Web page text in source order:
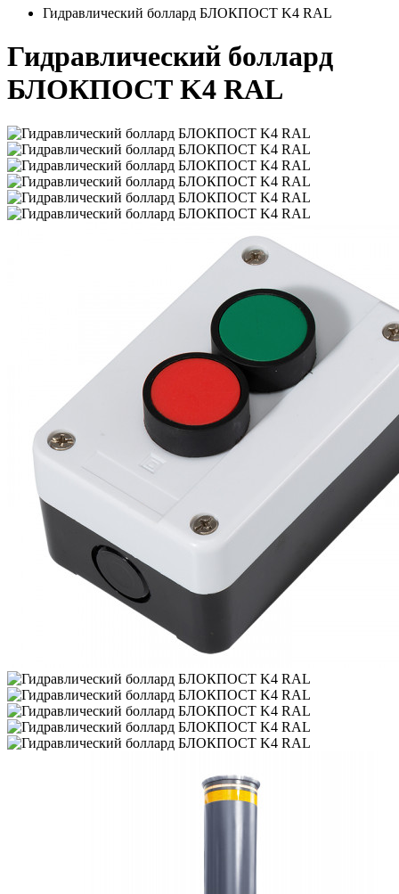
Гидравлический боллард БЛОКПОСТ K4 RAL
Гидравлический боллард
БЛОКПОСТ K4 RAL